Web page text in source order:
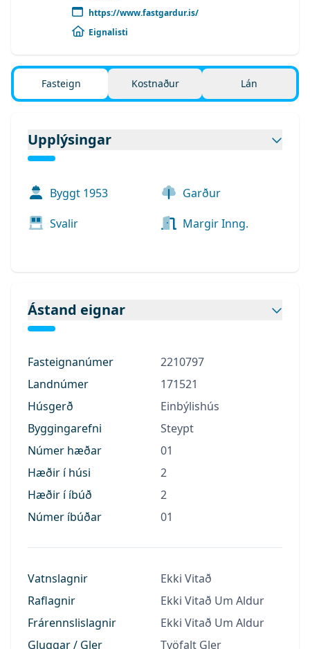
https://www.fastgardur.is/
Eignalisti
Fasteign Kostnaður Lán
Upplýsingar
Byggt 1953
Garður
Svalir
Margir Inng.
Ástand eignar
Fasteignanúmer
2210797
Landnúmer
171521
Húsgerð
Einbýlishús
Byggingarefni
Steypt
Númer hæðar
01
Hæðir í húsi
2
Hæðir í íbúð
2
Númer íbúðar
01
Vatnslagnir
Ekki Vitað
Raflagnir
Ekki Vitað Um Aldur
Frárennslislagnir
Ekki Vitað Um Aldur
Gluggar / Gler
Tvöfalt Gler